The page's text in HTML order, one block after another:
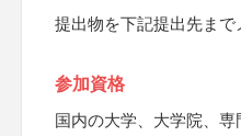
提出物を下記提出先ま
参加資格
国内の大学、大学院、